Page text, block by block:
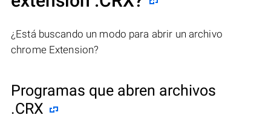
¿Está buscando un modo para abrir un archivo
chrome Extension?
Programas que abren archivos
.CRX